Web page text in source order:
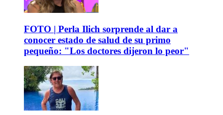
FOTO | Perla Ilich sorprende al dar a
conocer estado de salud de su primo
pequeño: "Los doctores dijeron lo peor"